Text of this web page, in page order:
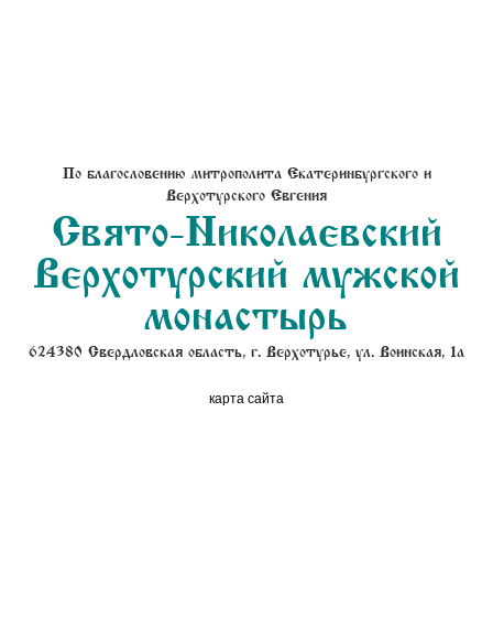
По благословению митрополита Екатеринбургского и
Верхотурского Евгения
Свято-Николаевский
Верхотурский мужской
монастырь
624380 Свердловская область, г. Верхотурье, ул. Воинская, 1а
карта сайта